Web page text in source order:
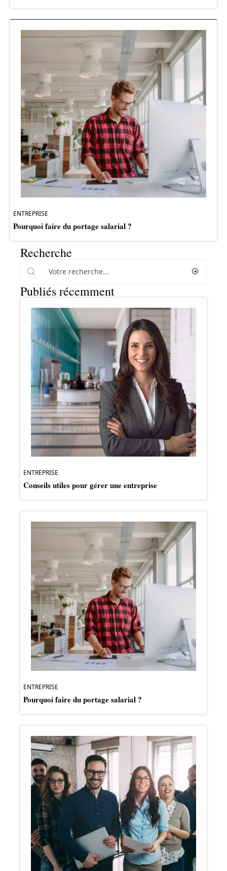
ENTREPRISE
Pourquoi faire du portage salarial ?
Recherche
Publiés récemment
ENTREPRISE
Conseils utiles pour gérer une entreprise
ENTREPRISE
Pourquoi faire du portage salarial ?